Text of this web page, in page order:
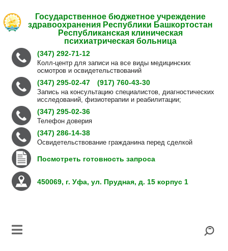
Государственное бюджетное учреждение
здравоохранения Республики Башкортостан
Республиканская клиническая
психиатрическая больница
(347) 292-71-12
Колл-центр для записи на все виды медицинских
осмотров и освидетельствований
(347) 295-02-47 (917) 760-43-30
Запись на консультацию специалистов, диагностических
исследований, физиотерапии и реабилитации;
(347) 295-02-36
Телефон доверия
(347) 286-14-38
Освидетельствование гражданина перед сделкой
Посмотреть готовность запроса
450069, г. Уфа, ул. Прудная, д. 15 корпус 1